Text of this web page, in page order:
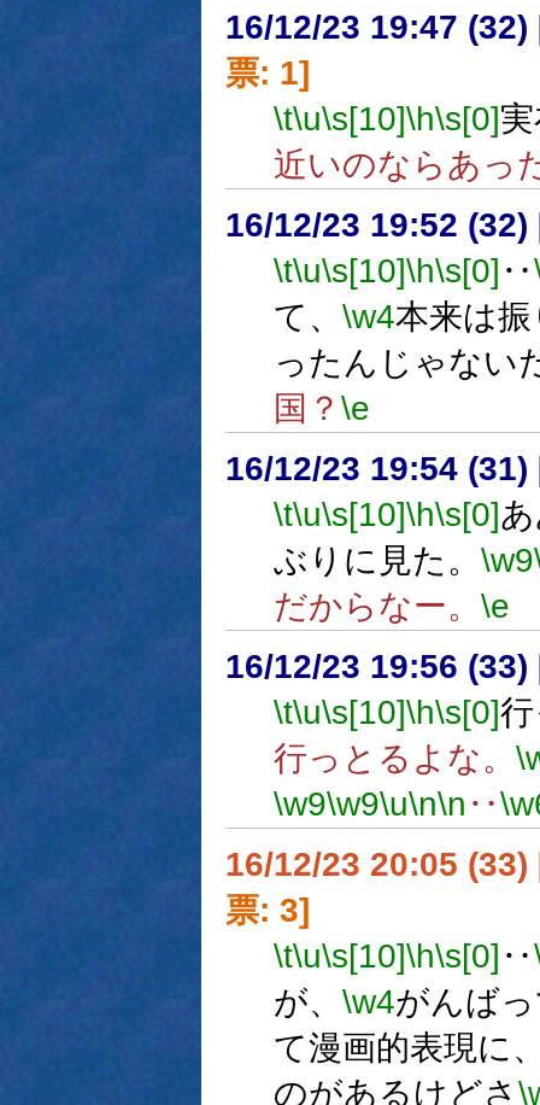
16/12/23 19:47 (32)
票: 1]
\t\u\s[10]\h\s[0]
近いのならあっ
16/12/23 19:52 (32)
\t\u\s[10]\h\s[0] ‥
て、 \w4本来は
ったんじゃない
国？ \e
16/12/23 19:54 (31)
\t\u\s[10]\h\s[0]
ぶりに見た。 \w9
だからなー。 \e
16/12/23 19:56 (33)
\t\u\s[10]\h\s[0]
行っとるよな。
\w9\w9\u\n\n ‥
16/12/23 20:05 (33)
票: 3]
\t\u\s[10]\h\s[0] ‥
が、 \w4がんば
て漫画的表現に
のがあるけどさ